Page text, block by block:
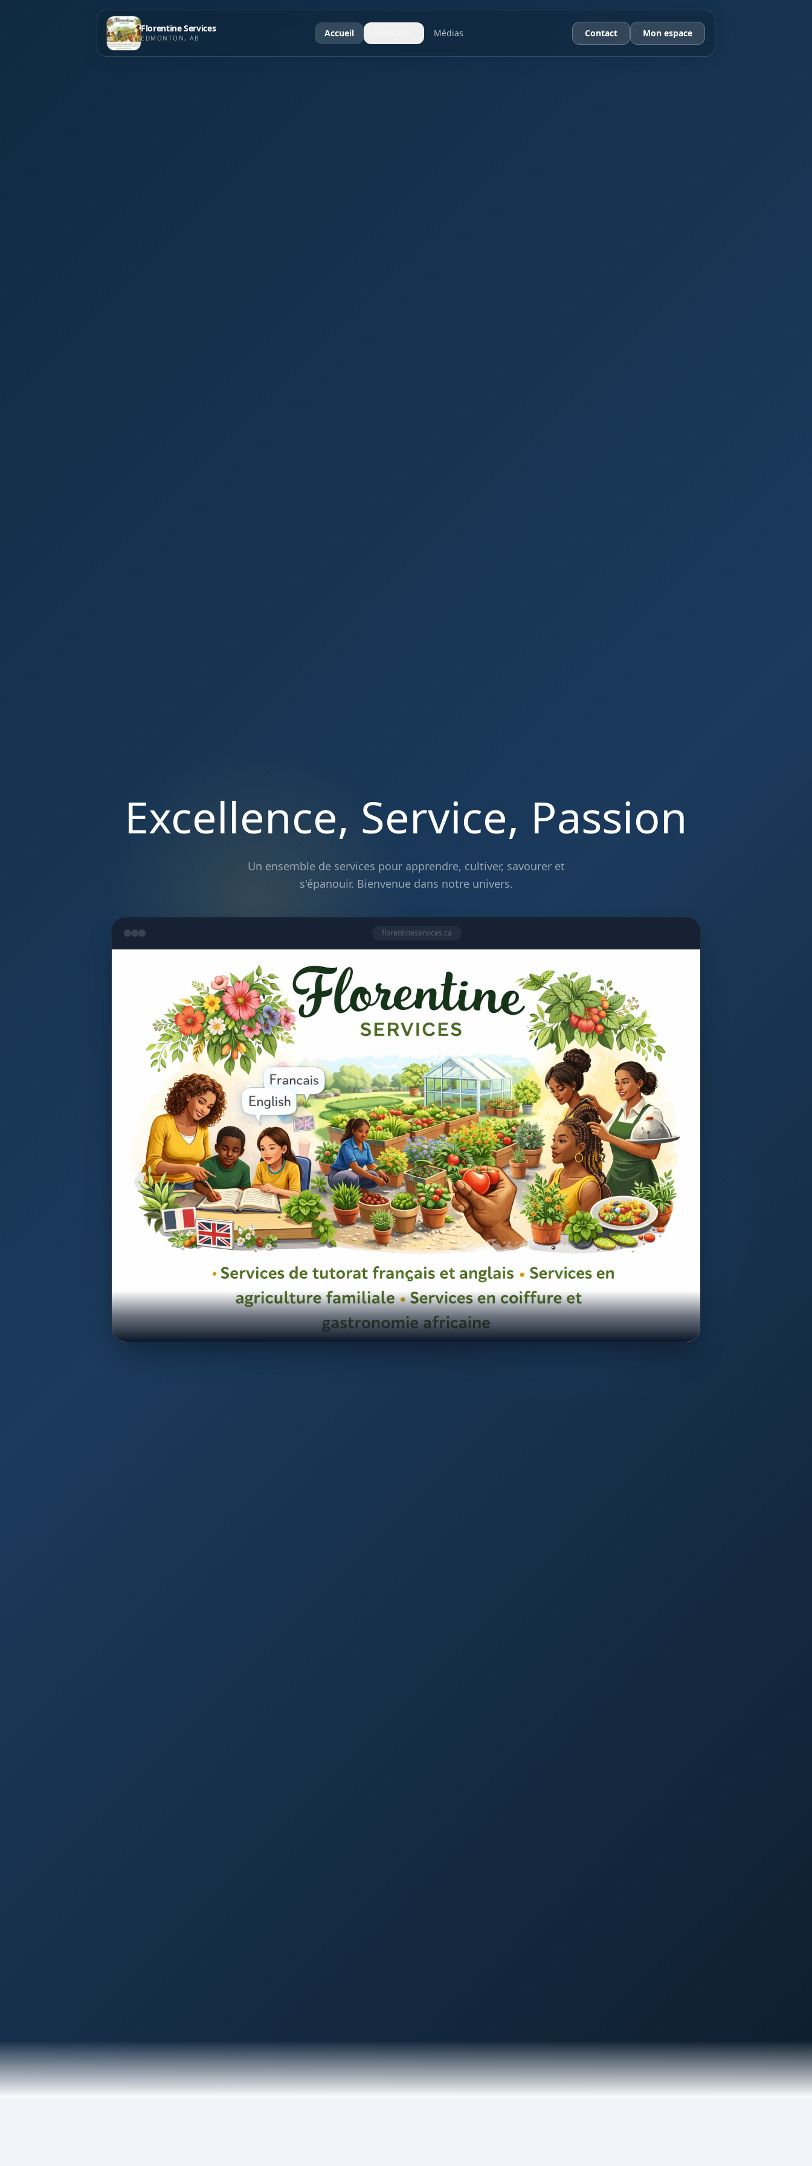
Florentine Services
EDMONTON, AB Accueil Médias Contact Mon espace
Excellence, Service, Passion
Un ensemble de services pour apprendre, cultiver, savourer et
s'épanouir. Bienvenue dans notre univers.
florentineservices.ca